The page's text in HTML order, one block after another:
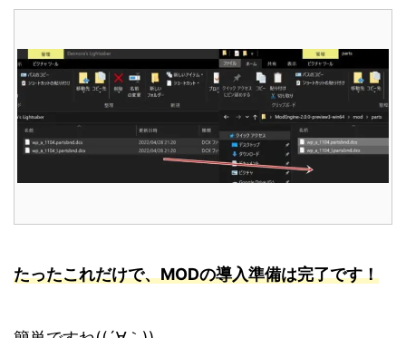
たったこれだけで、MODの導入準備は完了です！